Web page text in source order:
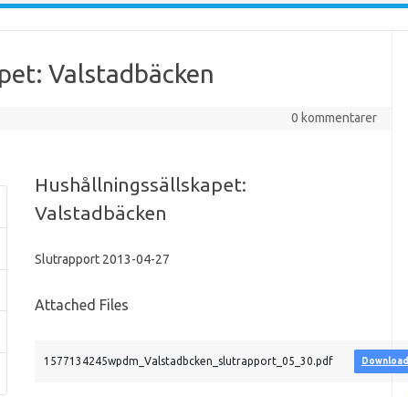
Valstadbäcken
0 kommentarer
Hushållningssällskapet:
Valstadbäcken
Slutrapport 2013-04-27
Attached Files
1577134245wpdm_Valstadbcken_slutrapport_05_30.pdf Download